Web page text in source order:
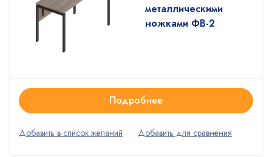
металлическими
ножками ФВ-2
Подробнее